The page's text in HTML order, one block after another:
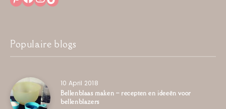
Populaire blogs
10 April 2018
Bellenblaas maken – recepten en ideeën voor
bellenblazers